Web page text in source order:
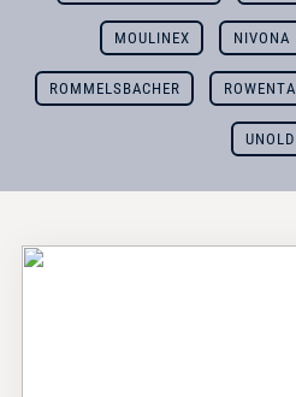
MOULINEX NIVONA
ROMMELSBACHER ROWENTA
UNOLD